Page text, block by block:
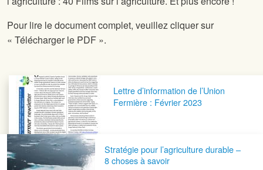
Pour lire le document complet, veuillez cliquer sur
« Télécharger le PDF ».
Navigation postaleLettre d’information de l’Union
Fermière : Février 2023
Stratégie pour l’agriculture durable –
8 choses à savoir